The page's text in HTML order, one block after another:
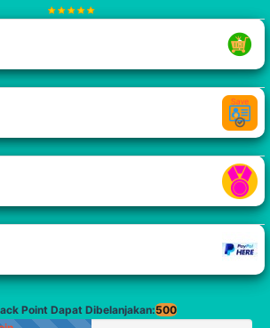
Point Dapat Dibelanjakan:500